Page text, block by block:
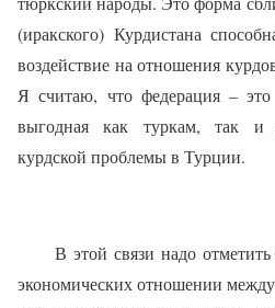
(иракского) Курдистана
воздействие на отношения
Я считаю, что федерация –
выгодная как туркам, так
курдской проблемы в Турции.
В этой связи надо
экономических отношении